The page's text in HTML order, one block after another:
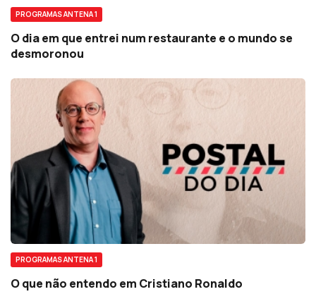
PROGRAMAS ANTENA 1
O dia em que entrei num restaurante e o mundo se
desmoronou
PROGRAMAS ANTENA 1
O que não entendo em Cristiano Ronaldo